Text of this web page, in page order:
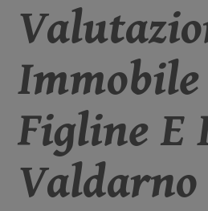
Figline E
Valdarno